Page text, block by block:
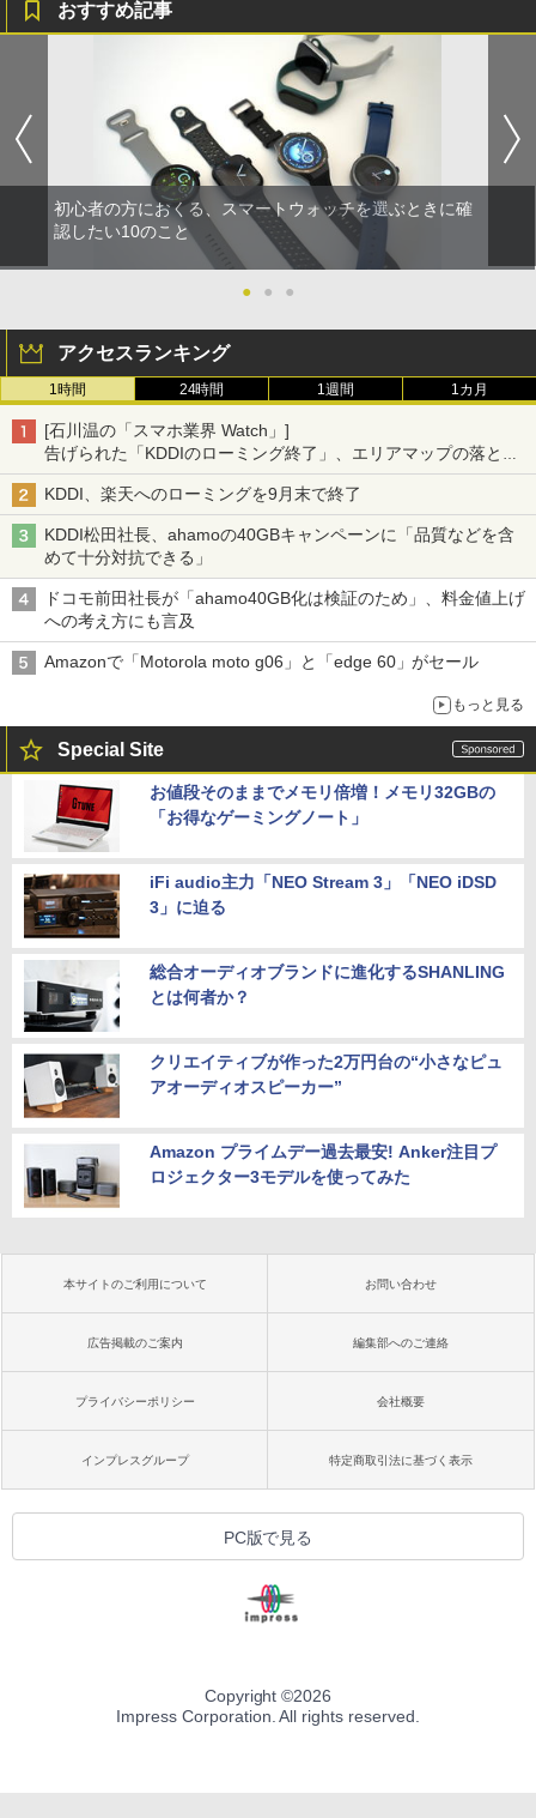
おすすめ記事
初心者の方におくる、スマートウォッチを選ぶときに確
認したい10のこと
● ● ●
アクセスランキング
1時間 24時間 1週間 1カ月
[石川温の「スマホ業界 Watch」]
告げられた「KDDIのローミング終了」、エリアマップの落とし
穴と楽天モバイルの課題
KDDI、楽天へのローミングを9月末で終了
KDDI松田社長、ahamoの40GBキャンペーンに「品質などを含
めて十分対抗できる」
ドコモ前田社長が「ahamo40GB化は検証のため」、料金値上げ
への考え方にも言及
Amazonで「Motorola moto g06」と「edge 60」がセール
もっと見る
Special Site
お値段そのままでメモリ倍増！メモリ32GBの
「お得なゲーミングノート」
iFi audio主力「NEO Stream 3」「NEO iDSD
3」に迫る
総合オーディオブランドに進化するSHANLING
とは何者か？
クリエイティブが作った2万円台の“小さなピュ
アオーディオスピーカー”
Amazon プライムデー過去最安! Anker注目プ
ロジェクター3モデルを使ってみた
本サイトのご利用について お問い合わせ
広告掲載のご案内 編集部へのご連絡
プライバシーポリシー 会社概要
インプレスグループ 特定商取引法に基づく表示
PC版で見る
Copyright ©2026
Impress Corporation. All rights reserved.